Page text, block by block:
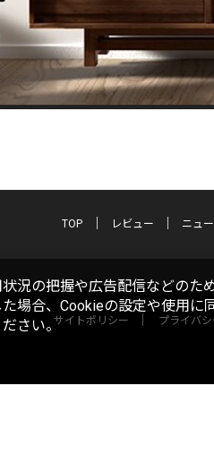
TOP レビュー ニュ
サイトポリシー プライバ
況の把握や広告配信などのた
場合、Cookieの設定や使用
さい。